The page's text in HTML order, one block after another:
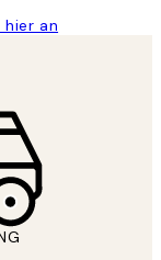
an